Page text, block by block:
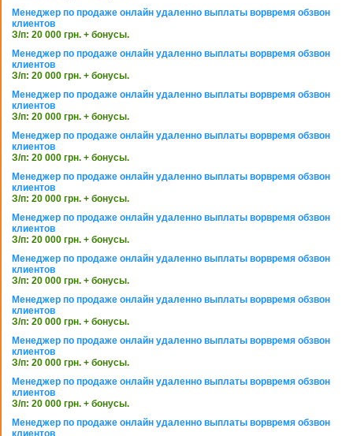
Менеджер по продаже онлайн удаленно выплаты ворвремя обзвон
клиентов
З/п: 20 000 грн. + бонусы.
Менеджер по продаже онлайн удаленно выплаты ворвремя обзвон
клиентов
З/п: 20 000 грн. + бонусы.
Менеджер по продаже онлайн удаленно выплаты ворвремя обзвон
клиентов
З/п: 20 000 грн. + бонусы.
Менеджер по продаже онлайн удаленно выплаты ворвремя обзвон
клиентов
З/п: 20 000 грн. + бонусы.
Менеджер по продаже онлайн удаленно выплаты ворвремя обзвон
клиентов
З/п: 20 000 грн. + бонусы.
Менеджер по продаже онлайн удаленно выплаты ворвремя обзвон
клиентов
З/п: 20 000 грн. + бонусы.
Менеджер по продаже онлайн удаленно выплаты ворвремя обзвон
клиентов
З/п: 20 000 грн. + бонусы.
Менеджер по продаже онлайн удаленно выплаты ворвремя обзвон
клиентов
З/п: 20 000 грн. + бонусы.
Менеджер по продаже онлайн удаленно выплаты ворвремя обзвон
клиентов
З/п: 20 000 грн. + бонусы.
Менеджер по продаже онлайн удаленно выплаты ворвремя обзвон
клиентов
З/п: 20 000 грн. + бонусы.
Менеджер по продаже онлайн удаленно выплаты ворвремя обзвон
клиентов